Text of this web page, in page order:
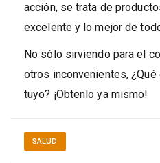
acción, se trata de
excelente y lo mejor de
No sólo sirviendo para el
otros inconvenientes,
tuyo? ¡Obtenlo ya mismo!
SALUD